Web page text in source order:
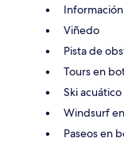
Viñedo
Pista de
Tours en
Ski
Windsurf
Paseos en